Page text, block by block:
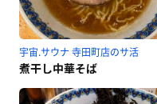
宇宙.サウナ 寺田町店のサ活
煮干し中華そば